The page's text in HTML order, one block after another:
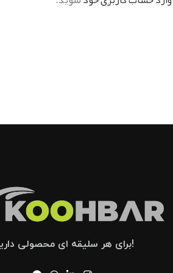
!برای هر سلیقه ای محصولی